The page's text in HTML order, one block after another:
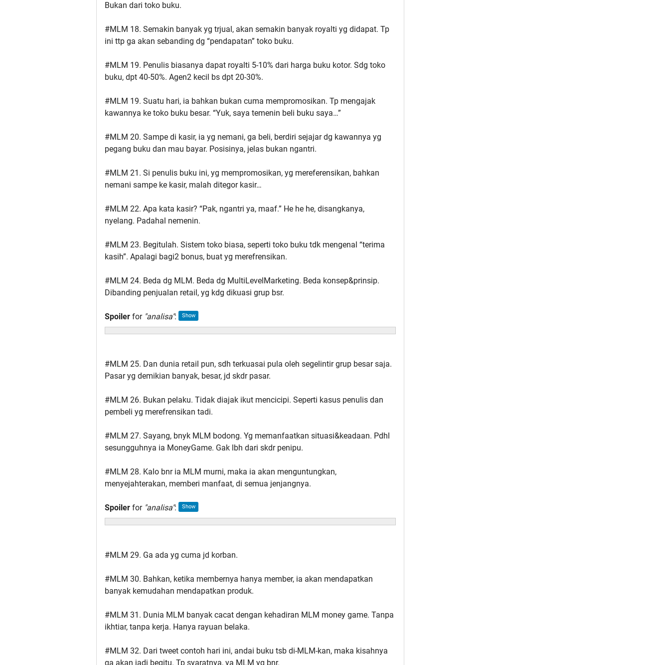
Bukan dari toko buku.
#MLM 18. Semakin banyak yg trjual, akan semakin banyak royalti yg didapat. Tp
ini ttp ga akan sebanding dg “pendapatan” toko buku.
#MLM 19. Penulis biasanya dapat royalti 5-10% dari harga buku kotor. Sdg toko
buku, dpt 40-50%. Agen2 kecil bs dpt 20-30%.
#MLM 19. Suatu hari, ia bahkan bukan cuma mempromosikan. Tp mengajak
kawannya ke toko buku besar. “Yuk, saya temenin beli buku saya…”
#MLM 20. Sampe di kasir, ia yg nemani, ga beli, berdiri sejajar dg kawannya yg
pegang buku dan mau bayar. Posisinya, jelas bukan ngantri.
#MLM 21. Si penulis buku ini, yg mempromosikan, yg mereferensikan, bahkan
nemani sampe ke kasir, malah ditegor kasir…
#MLM 22. Apa kata kasir? “Pak, ngantri ya, maaf.” He he he, disangkanya,
nyelang. Padahal nemenin.
#MLM 23. Begitulah. Sistem toko biasa, seperti toko buku tdk mengenal “terima
kasih”. Apalagi bagi2 bonus, buat yg merefrensikan.
#MLM 24. Beda dg MLM. Beda dg MultiLevelMarketing. Beda konsep&prinsip.
Dibanding penjualan retail, yg kdg dikuasi grup bsr.
Spoiler for "analisa":
#MLM 25. Dan dunia retail pun, sdh terkuasai pula oleh segelintir grup besar saja.
Pasar yg demikian banyak, besar, jd skdr pasar.
#MLM 26. Bukan pelaku. Tidak diajak ikut mencicipi. Seperti kasus penulis dan
pembeli yg merefrensikan tadi.
#MLM 27. Sayang, bnyk MLM bodong. Yg memanfaatkan situasi&keadaan. Pdhl
sesungguhnya ia MoneyGame. Gak lbh dari skdr penipu.
#MLM 28. Kalo bnr ia MLM murni, maka ia akan menguntungkan,
menyejahterakan, memberi manfaat, di semua jenjangnya.
Spoiler for "analisa":
#MLM 29. Ga ada yg cuma jd korban.
#MLM 30. Bahkan, ketika membernya hanya member, ia akan mendapatkan
banyak kemudahan mendapatkan produk.
#MLM 31. Dunia MLM banyak cacat dengan kehadiran MLM money game. Tanpa
ikhtiar, tanpa kerja. Hanya rayuan belaka.
#MLM 32. Dari tweet contoh hari ini, andai buku tsb di-MLM-kan, maka kisahnya
ga akan jadi begitu. Tp syaratnya, ya MLM yg bnr.